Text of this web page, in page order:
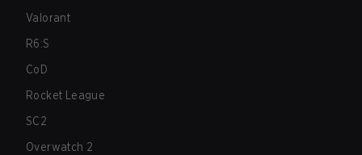
Valorant
R6:S
CoD
Rocket League
SC2
Overwatch 2